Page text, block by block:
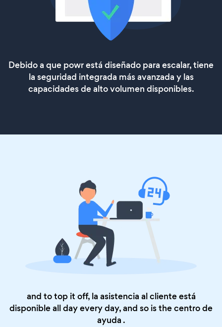
Debido a que powr está diseñado para escalar, tiene
la seguridad integrada más avanzada y las
capacidades de alto volumen disponibles.
and to top it off, la asistencia al cliente está
disponible all day every day, and so is thecentro de
ayuda .